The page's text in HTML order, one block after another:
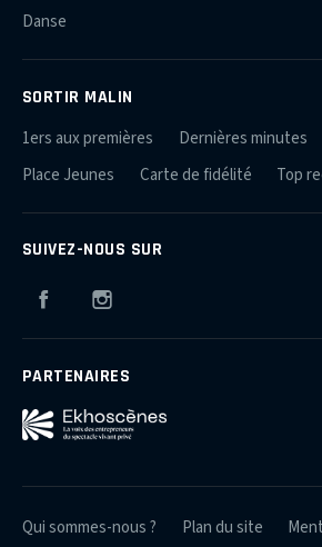
Danse
SORTIR MALIN
1ers aux premières Dernières minutes
Place Jeunes
Carte de fidélité Top
SUIVEZ-NOUS SUR
Facebook
PARTENAIRES
Qui sommes-nous ? Plan du site